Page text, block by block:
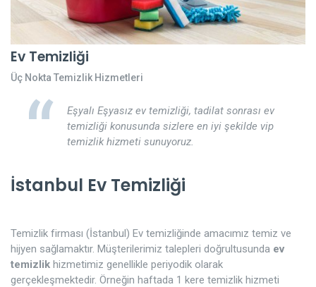
Ev Temizliği
Üç Nokta Temizlik Hizmetleri
Eşyalı Eşyasız ev temizliği, tadilat sonrası ev
temizliği konusunda sizlere en iyi şekilde vip
temizlik hizmeti sunuyoruz.
İstanbul Ev Temizliği
Temizlik firması (İstanbul) Ev temizliğinde amacımız temiz ve
hijyen sağlamaktır. Müşterilerimiz talepleri doğrultusunda ev
temizlik hizmetimiz genellikle periyodik olarak
gerçekleşmektedir. Örneğin haftada 1 kere temizlik hizmeti